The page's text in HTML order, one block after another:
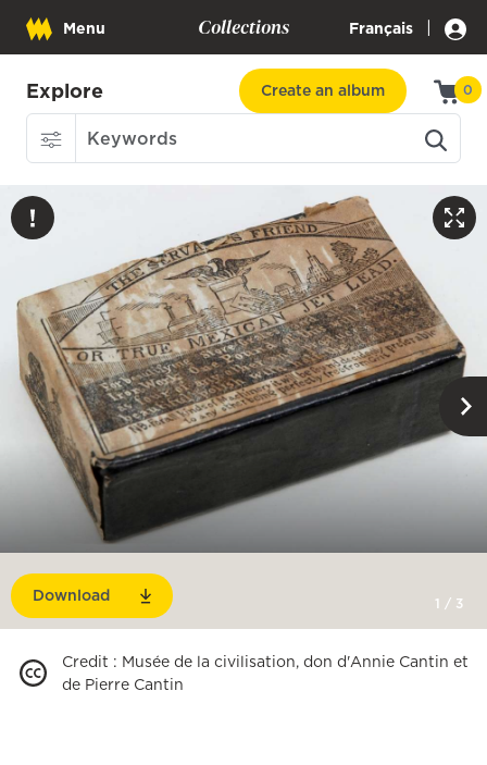
Menu Collections Français |
Explore Create an album 0
Download 1 / 3
Credit : Musée de la civilisation, don d'Annie Cantin et
de Pierre Cantin